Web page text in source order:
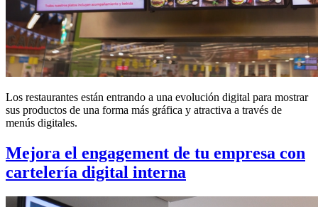
Los restaurantes están entrando a una evolución digital para mostrar
sus productos de una forma más gráfica y atractiva a través de
menús digitales.
Mejora el engagement de tu empresa con
cartelería digital interna